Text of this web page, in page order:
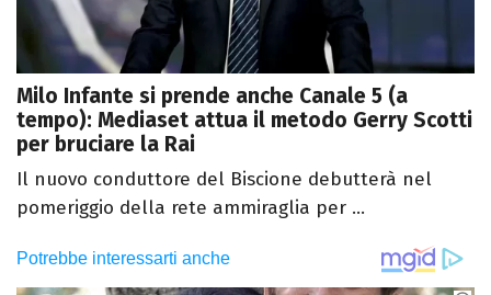
Milo Infante si prende anche Canale 5 (a
tempo): Mediaset attua il metodo Gerry Scotti
per bruciare la Rai
Il nuovo conduttore del Biscione debutterà nel
pomeriggio della rete ammiraglia per ...